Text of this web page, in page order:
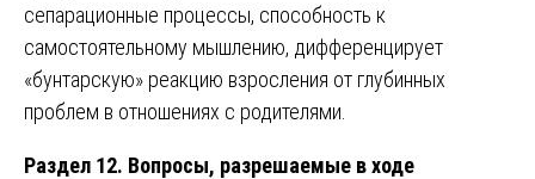
сепарационные процессы, способность к
самостоятельному мышлению, дифференцирует
«бунтарскую» реакцию взросления от глубинных
проблем в отношениях с родителями.
Раздел 12. Вопросы, разрешаемые в ходе